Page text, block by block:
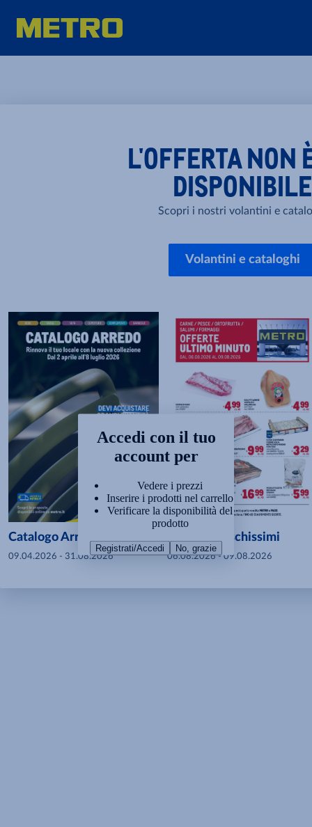
L'OFFERTA NON
DISPONIBILE
Scopri i nostri volantini e
Volantini e cataloghi
Catalogo Arredo 2026
09.04.2026 - 31.08.2026
Offerte freschissimi
06.08.2026 - 09.08.2026
Accedi con il tuo
account per
Vedere i prezzi
Inserire i prodotti nel carrello
Verificare la disponibilità del
prodotto
Registrati/Accedi No, grazie